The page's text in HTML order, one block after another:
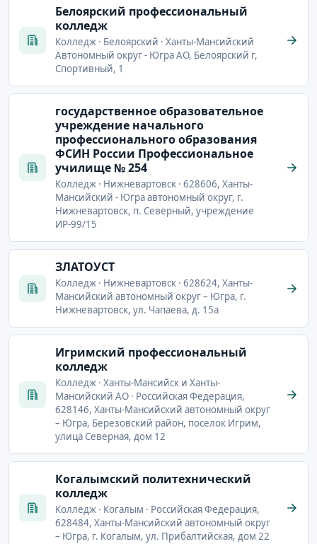
Белоярский профессиональный
колледж
Колледж · Белоярский · Ханты-Мансийский
Автономный округ - Югра АО, Белоярский г,
Спортивный, 1
государственное образовательное
учреждение начального
профессионального образования
ФСИН России Профессиональное
училище № 254
Колледж · Нижневартовск · 628606, Ханты-
Мансийский - Югра автономный округ, г.
Нижневартовск, п. Северный, учреждение
ИР-99/15
ЗЛАТОУСТ
Колледж · Нижневартовск · 628624, Ханты-
Мансийский автономный округ – Югра, г.
Нижневартовск, ул. Чапаева, д. 15а
Игримский профессиональный
колледж
Колледж · Ханты-Мансийск и Ханты-
Мансийский АО · Российская Федерация,
628146, Ханты-Мансийский автономный округ
– Югра, Березовский район, поселок Игрим,
улица Северная, дом 12
Когалымский политехнический
колледж
Колледж · Когалым · Российская Федерация,
628484, Ханты-Мансийский автономный округ
– Югра, г. Когалым, ул. Прибалтийская, дом 22